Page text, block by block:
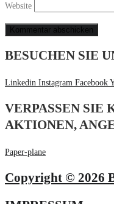
Website
BESUCHEN SIE
Linkedin Instagram Facebook
VERPASSEN SIE
AKTIONEN,
Paper-plane
Copyright © 2026